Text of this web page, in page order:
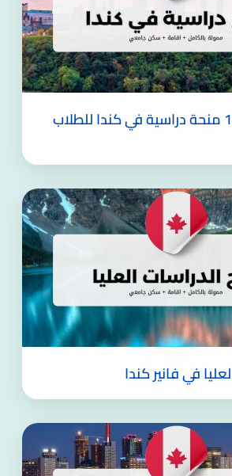
اكتشف أهم 12 منحة دراسية في كندا للطلاب
في فانير كندا